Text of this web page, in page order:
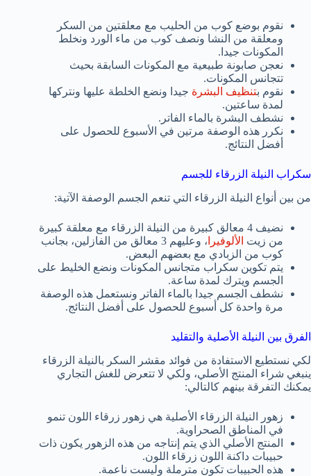
نقوم بوضع كوب من الحليب مع معلقتين من السكر
ومعلقة من النشا ونصف كوب من ماء الورد ونخلط
المكونات جيدا.
نعجن صابونة طبيعية مع المكونات السابقة بحيث
تتجانس المكونات.
نقوم بتنظيف البشرة جيدا ونضع الخلطة عليها ونتركها
لمدة ساعتين.
نشطف البشرة بالماء الفاتر.
نكرر هذه الوصفة مرتين في الأسبوع للحصول على
أفضل النتائج.
سكراب النيلة الزرقاء للجسم
من بين أنواع النيلة الزرقاء التي تنعم الجسم الوصفة الآتية:
نضيف 4 معالق كبيرة من النيلة الزرقاء مع معلقة كبيرة
من زيت الألوفيرا
، وعليهم 3 معالق من الفازلين، بجانب
كوب من الزبادي مع بعضهم البعض.
يتم تكوين سكراب متجانس المكونات ونضع الخليط على
الجسم ويترك لمدة ساعة.
نشطف الجسم جيدا بالماء الفاتر ونستعمل هذه الوصفة
مرة واحدة كل أسبوع للحصول على أفضل النتائج.
الفرق بين النيلة الأصلية والتقليد
لكي نستطيع الاستفادة من فوائد مقشر السكر بالنيلة الزرقاء
ينبغي شراء المنتج الأصلي، ولكي لا تتعرض للغش التجاري
يمكنك التفرقة بينهم كالتالي:
زهور النيلة الزرقاء الأصلية هي زهور زرقاء اللون تنمو
في المناطق الصحراوية.
المنتج الأصلي الذي يتم إنتاجه من هذه الزهور يكون ذات
حبيبات داكنة اللون زرقاء اللون.
هذه الحبيبات تكون مترملة وليست ناعمة.